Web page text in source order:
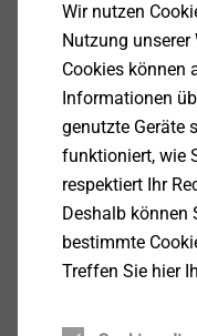
Wir nutzen
Nutzung unserer
Cookies können
Informationen
genutzte Geräte
funktioniert, wie
respektiert Ihr
Deshalb können
bestimmte
Treffen Sie hier